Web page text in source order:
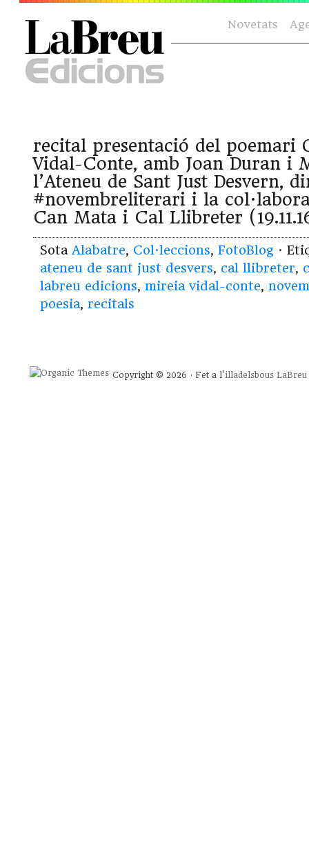
Novetats
recital presentació del poemari
Vidal-Conte, amb Joan Duran i
l’Ateneu de Sant Just Desvern,
#novembreliterari i la
Can Mata i Cal Llibreter
Sota Alabatre, Col·leccions, FotoBlog ·
ateneu de sant just desvers, cal llibreter,
labreu edicions, mireia vidal-conte,
poesia, recitals
Copyright © 2026 · Fet a l'illadelsbous